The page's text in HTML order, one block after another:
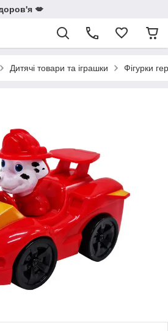
💋
Дитячі товари та іграшки Фігурки